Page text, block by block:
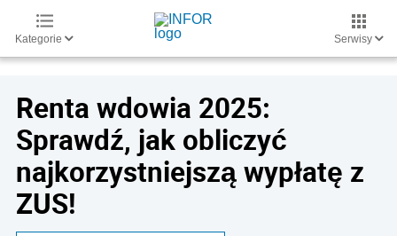
Kategorie Serwisy
Renta wdowia 2025:
Sprawdź, jak obliczyć
najkorzystniejszą wypłatę z
ZUS!